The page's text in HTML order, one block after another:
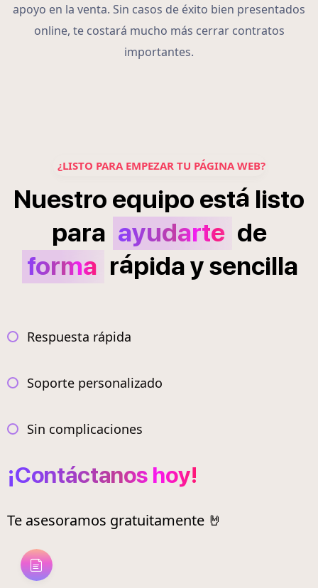
apoyo en la venta. Sin casos de éxito bien presentados
online, te costará mucho más cerrar contratos
importantes.
¿LISTO PARA EMPEZAR TU PÁGINA WEB?
Nuestro equipo está listo
para ayudarte de
forma rápidaysencilla
Respuesta rápida
Soporte personalizado
Sin complicaciones
¡Contáctanos hoy!
Te asesoramos gratuitamente 🤘